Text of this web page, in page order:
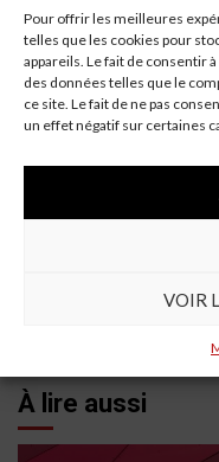
Pour offrir les meilleures
telles que les cookies pour
appareils. Le fait de consentir
des données telles que le
ce site. Le fait de ne pas
un effet négatif sur certaines
VOIR
Avec une stratégie
l’expansion
pour relever les défis
croissance sur le
Reading
Un Prisonnier Avoue
Incident Tragique
À lire aussi